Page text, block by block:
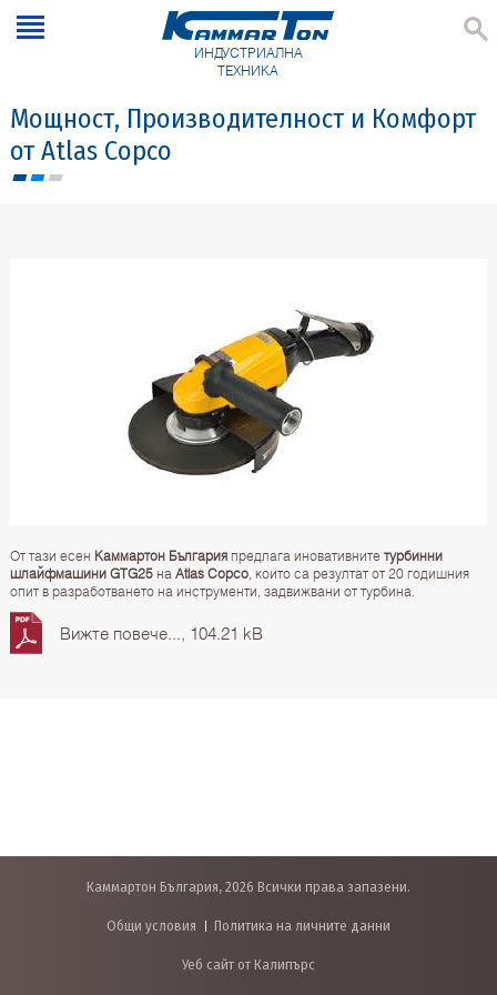
ИНДУСТРИАЛНА
ТЕХНИКА
Мощност, Производителност и Комфорт
от Atlas Copco
От тази есен Каммартон Българияпредлага иновативните турбинни
шлайфмашини GTG25на Atlas Copco, които са резултат от 20 годишния
опит в разработването на инструменти, задвижвани от турбина.
Вижте повече..., 104.21 kB
Каммартон България, 2026 Всички права запазени.
Общи условия Политика на личните данни
Уеб сайт от Калипърс